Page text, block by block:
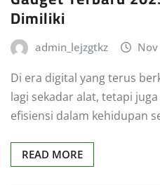
Dimiliki
admin_lejzgtkz
Di era digital yang terus
lagi sekadar alat, tetapi
efisiensi dalam kehidupan
READ MORE